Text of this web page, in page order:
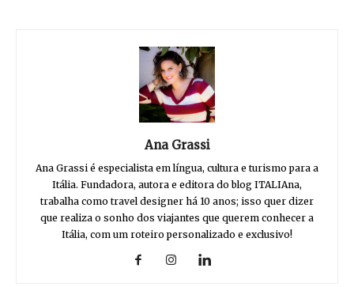
Ana Grassi
Ana Grassi é especialista em língua, cultura e turismo para a
Itália. Fundadora, autora e editora do blog ITALIAna,
trabalha como travel designer há 10 anos; isso quer dizer
que realiza o sonho dos viajantes que querem conhecer a
Itália, com um roteiro personalizado e exclusivo!